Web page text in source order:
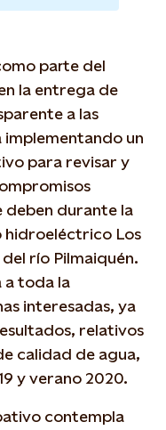
parte del
la entrega de
a las
un
para revisar y
deben durante la
hidroeléctrico Los
río Pilmaiquén.
a toda la
interesadas, ya
relativos
calidad de agua,
y verano 2020.
contempla